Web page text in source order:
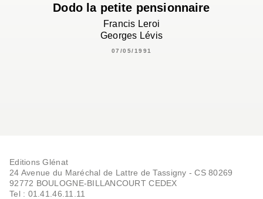
Dodo la petite pensionnaire
Francis Leroi
Georges Lévis
07/05/1991
Editions Glénat
24 Avenue du Maréchal de Lattre de Tassigny - CS 80269
92772 BOULOGNE-BILLANCOURT CEDEX
Tel : 01.41.46.11.11